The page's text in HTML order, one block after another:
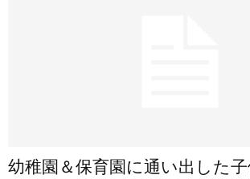
幼稚園＆保育園に通い出した